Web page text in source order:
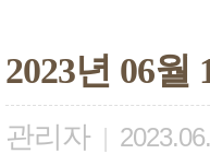
2023년 06
관리자 |